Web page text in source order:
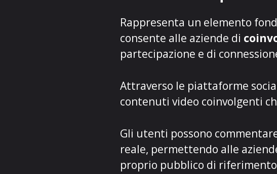
Rappresenta un elemento
consente alle aziende di
partecipazione e di
Attraverso le piattaforme
contenuti video coinvolgenti
Gli utenti possono
reale, permettendo alle
proprio pubblico di